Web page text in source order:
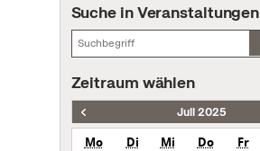
Suche in Veranstaltungen
Zeitraum wählen
Juli 2025
Mo Di Mi Do Fr